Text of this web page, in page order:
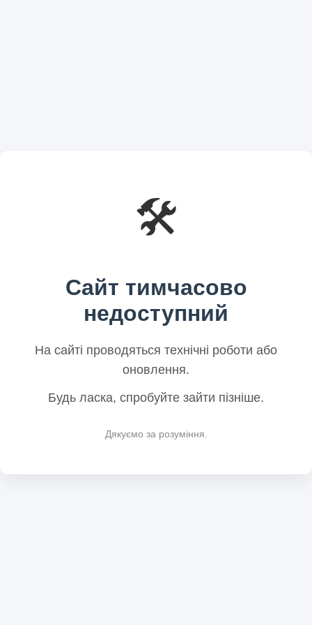
🛠️
Сайт тимчасово
недоступний
На сайті проводяться технічні роботи або
оновлення.
Будь ласка, спробуйте зайти пізніше.
Дякуємо за розуміння.